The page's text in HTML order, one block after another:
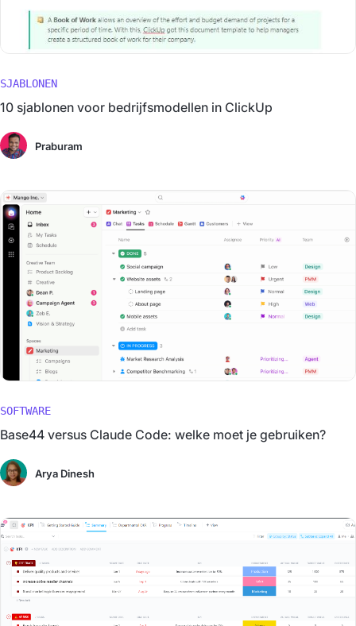
SJABLONEN
10 sjablonen voor bedrijfsmodellen in ClickUp
Praburam
SOFTWARE
Base44 versus Claude Code: welke moet je gebruiken?
Arya Dinesh